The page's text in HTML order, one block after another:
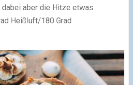
dabei aber die Hitze etwas
Heißluft/180 Grad